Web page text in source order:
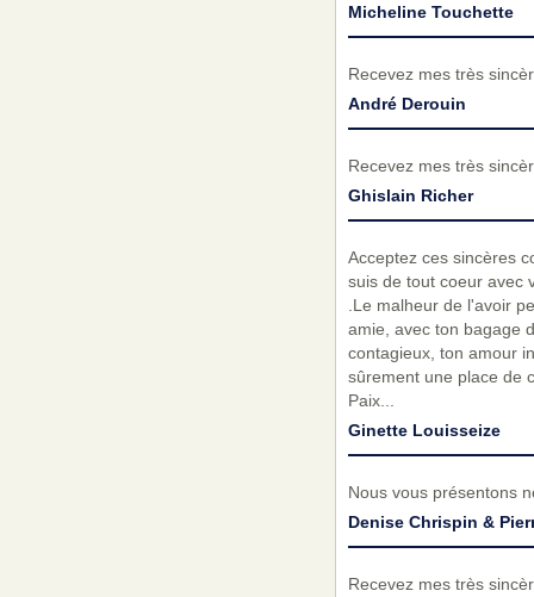
Micheline Touchette
Recevez mes très
André Derouin
Recevez mes très
Ghislain Richer
Acceptez ces sincères
suis de tout coeur avec
.Le malheur de l'avoir
amie, avec ton bagage
contagieux, ton amour
sûrement une place de
Paix...
Ginette Louisseize
Nous vous présentons
Denise Chrispin &
Recevez mes très